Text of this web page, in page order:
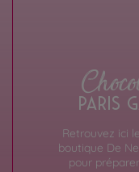
PARIS
Retrouvez ici
boutique De
pour